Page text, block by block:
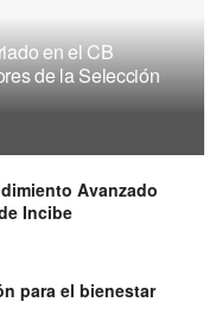
en el CB
de la Selección
Avanzado
Incibe
para el bienestar